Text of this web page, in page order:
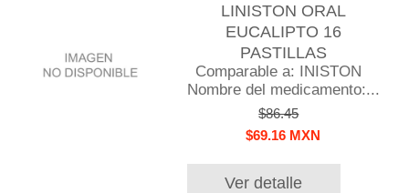
LINISTON ORAL
EUCALIPTO 16
PASTILLAS
Comparable a: INISTON
Nombre del medicamento:...
$86.45
$69.16 MXN
Ver detalle